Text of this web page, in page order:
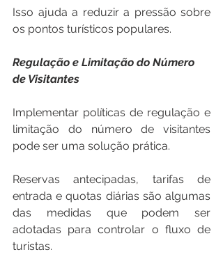
Isso ajuda a reduzir a pressão sobre
os pontos turísticos populares.
Regulação e Limitação do Número
de Visitantes
Implementar políticas de regulação e
limitação do número de visitantes
pode ser uma solução prática.
Reservas antecipadas, tarifas de
entrada e quotas diárias são algumas
das medidas que podem ser
adotadas para controlar o fluxo de
turistas.